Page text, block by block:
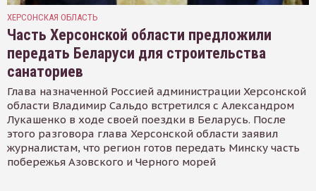
ХЕРСОНСКАЯ ОБЛАСТЬ
Часть Херсонской области предложили
передать Беларуси для строительства
санаториев
Глава назначенной Россией администрации Херсонской
области Владимир Сальдо встретился с Александром
Лукашенко в ходе своей поездки в Беларусь. После
этого разговора глава Херсонской области заявил
журналистам, что регион готов передать Минску часть
побережья Азовского и Черного морей